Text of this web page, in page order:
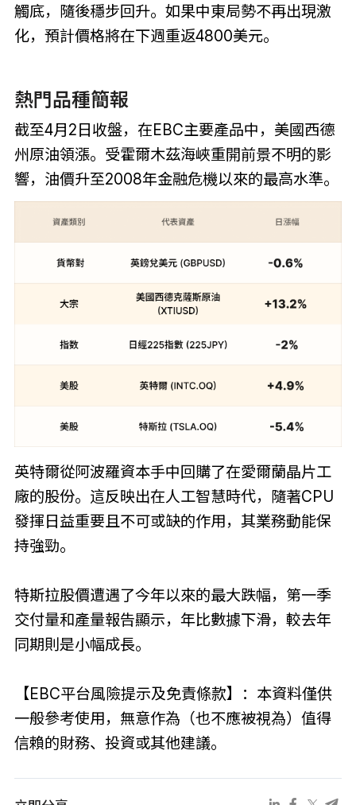
觸底，隨後穩步回升。如果中東局勢不再出現激
化，預計價格將在下週重返4800美元。
熱門品種簡報
截至4月2日收盤，在EBC主要產品中，美國西德
州原油領漲。受霍爾木茲海峽重開前景不明的影
響，油價升至2008年金融危機以來的最高水準。
英特爾從阿波羅資本手中回購了在愛爾蘭晶片工
廠的股份。這反映出在人工智慧時代，隨著CPU
發揮日益重要且不可或缺的作用，其業務動能保
持強勁。
特斯拉股價遭遇了今年以來的最大跌幅，第一季
交付量和產量報告顯示，年比數據下滑，較去年
同期則是小幅成長。
【EBC平台風險提示及免責條款】：本資料僅供
一般參考使用，無意作為（也不應被視為）值得
信賴的財務、投資或其他建議。